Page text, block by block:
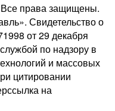
права защищены.
Свидетельство о
от 29 декабря
по надзору в
и массовых
цитировании
на